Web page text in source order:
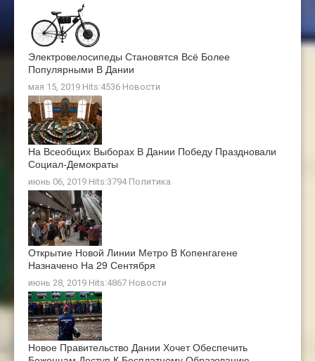
Электровелосипеды Становятся Всё Более
Популярными В Дании
мая 15, 2019 Hits:4536 Новости
На Всеобщих Выборах В Дании Победу Праздновали
Социал-Демократы
июнь 06, 2019 Hits:3794 Политика
Открытие Новой Линии Метро В Копенгагене
Назначено На 29 Сентября
июнь 28, 2019 Hits:4867 Новости
Новое Правительство Дании Хочет Обеспечить